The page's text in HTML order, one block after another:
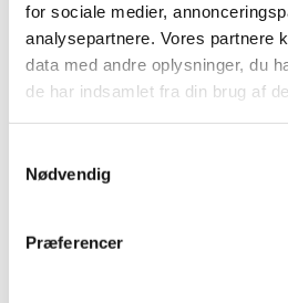
for sociale medier,
analysepartnere. Vores partnere
data med andre oplysninger, du
de har indsamlet fra din brug af
Nødvendig
Præferencer
Grundingsolie:
Gulvlak type:
Afdækning